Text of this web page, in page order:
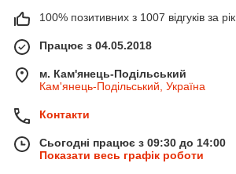
100% позитивних з 1007 відгуків за рік
Працює з 04.05.2018
м. Кам'янець-Подільський
Кам'янець-Подільський, Україна
Контакти
Сьогодні працює з 09:30 до 14:00
Показати весь графік роботи